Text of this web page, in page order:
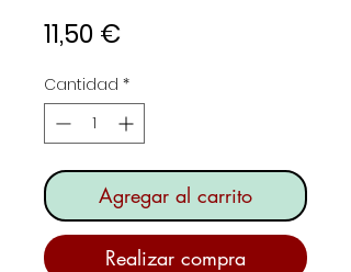
11,50 €
Cantidad *
Agregar al carrito
Realizar compra